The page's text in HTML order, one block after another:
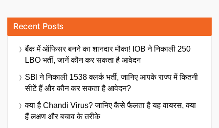
Recent Posts
बैंक में ऑफिसर बनने का शानदार मौका! IOB ने निकाली 250
LBO भर्ती, जानें कौन कर सकता है आवेदन
SBI ने निकाली 1538 क्लर्क भर्ती, जानिए आपके राज्य में कितनी
सीटें हैं और कौन कर सकता है आवेदन?
क्या है Chandi Virus? जानिए कैसे फैलता है यह वायरस, क्या
हैं लक्षण और बचाव के तरीके